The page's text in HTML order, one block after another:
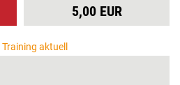
5,00 EUR
Training aktuell